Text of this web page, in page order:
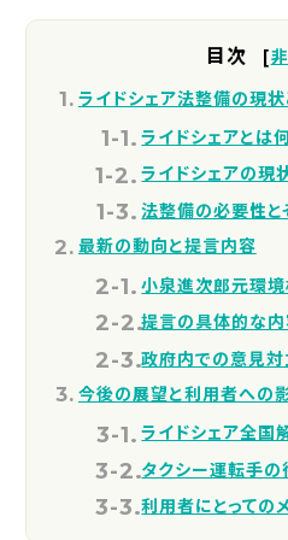
目次 [
ライドシェア法整備の現
ライドシェアとは
ライドシェアの現
法整備の必要性と
最新の動向と提言内容
小泉進次郎元環
提言の具体的な
政府内での意見対
今後の展望と利用者への
ライドシェア全国
タクシー運転手
利用者にとっての